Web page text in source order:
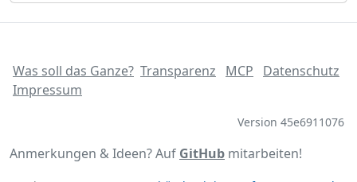
Was soll das Ganze? Transparenz MCP
Datenschutz
Impressum
Version 45e6911076
Anmerkungen & Ideen? Auf GitHub mitarbeiten!